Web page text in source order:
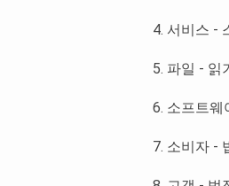
4. 서비스 -
5. 파일 - 읽
6. 소프트웨
7. 소비자 -